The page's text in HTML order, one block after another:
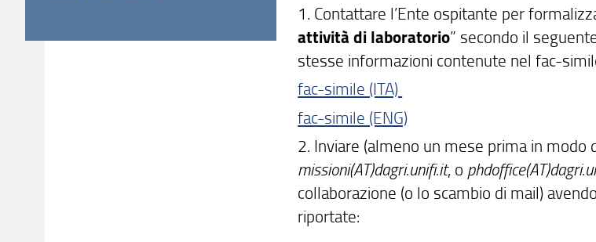
1. Contattare l’Ente ospitante per
attività di laboratorio” secondo il
stesse informazioni contenute nel fac-
fac-simile (ITA)
fac-simile (ENG)
2. Inviare (almeno un mese prima in modo
missioni(AT)dagri.unifi.it, o
collaborazione (o lo scambio di mail)
riportate: